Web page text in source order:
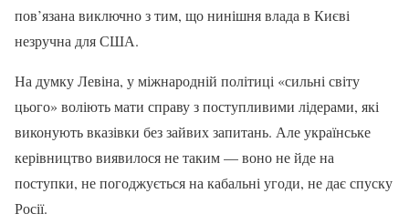
пов’язана виключно з тим, що нинішня влада в Києві
незручна для США.
На думку Левіна, у міжнародній політиці «сильні світу
цього» воліють мати справу з поступливими лідерами, які
виконують вказівки без зайвих запитань. Але українське
керівництво виявилося не таким — воно не йде на
поступки, не погоджується на кабальні угоди, не дає спуску
Росії.